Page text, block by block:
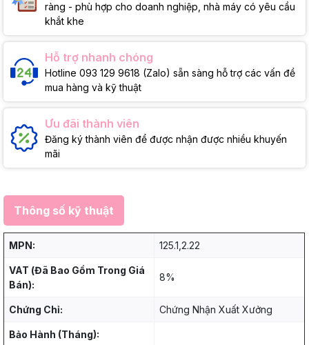
ràng - phù hợp cho doanh nghiệp, nhà máy có yêu cầu
khắt khe
Hỗ trợ nhanh chóng
Hotline 093 129 9618 (Zalo) sẵn sàng hỗ trợ các vấn đề
mua hàng và kỹ thuật
Ưu đãi thành viên
Đăng ký thành viên để được nhận được nhiều khuyến
mãi
Thông số kỹ thuật
MPN: 125.1,2.22
VAT (Đã Bao Gồm Trong Giá
Bán):
8%
Chứng Chỉ: Chứng Nhận Xuất Xưởng
Bảo Hành (Tháng):